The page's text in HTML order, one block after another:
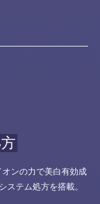
ンの力で美白有効成
テム処方を搭載。